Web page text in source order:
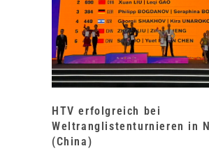
HTV erfolgreich bei
Weltranglistenturnieren in
(China)